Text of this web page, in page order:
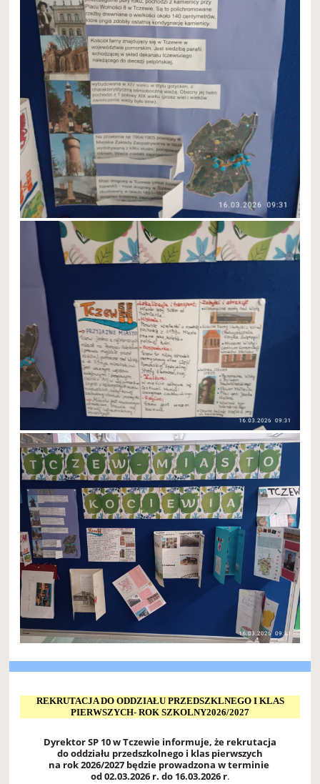
REKRUTACJA DO ODDZIAŁU PRZEDSZKLNEGO I KLAS
PIERWSZYCH- ROK SZKOLNY2026/2027
Dyrektor SP 10 w Tczewie informuje, że rekrutacja
do oddziału przedszkolnego i klas pierwszych
na rok2026/2027 będzie prowadzona w terminie
od 02.03.2026 r. do 16.03.2026 r.